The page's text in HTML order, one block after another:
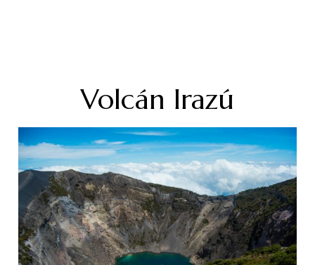
Volcán Irazú